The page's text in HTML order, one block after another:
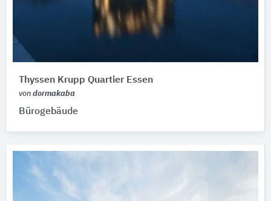
Thyssen Krupp Quartier Essen
von dormakaba
Bürogebäude